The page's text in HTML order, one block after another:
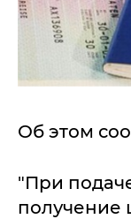
Об этом
"При
получение